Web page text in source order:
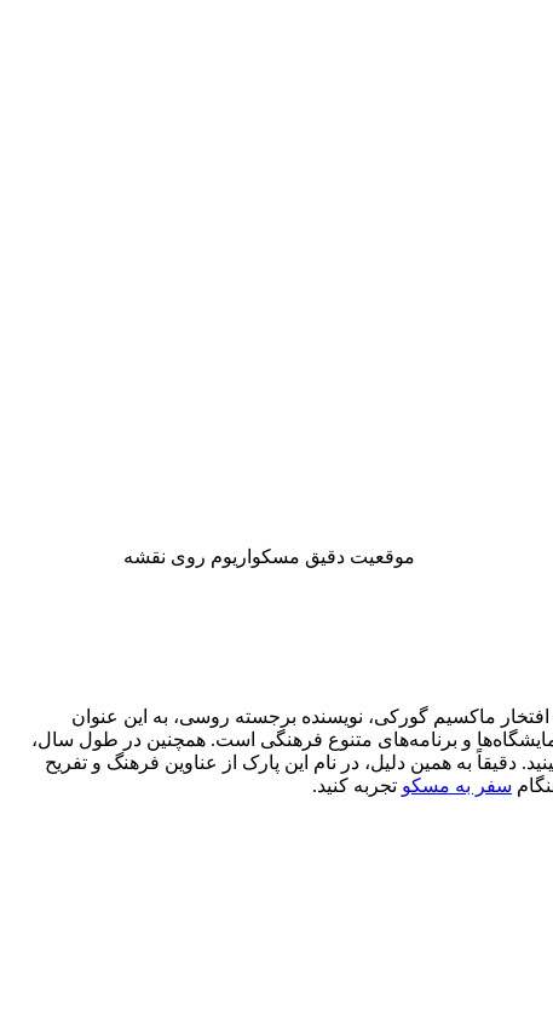
موقعیت دقیق مسکواریوم روی نقشه
شهر مسکو را پارک گورکی بدانیم. این پارک 96 ساله، در سال 1928 بازگشایی شد و به افتخار ماکسیم گورکی، نویسنده برجسته روسی، به این عنوان
و برنامه‌های متنوع فرهنگی است. همچنین در طول سال،
دقیقاً به همین دلیل، در نام این پارک از عناوین فرهنگ و تفریح
سفر به مسکو تجربه کنید.